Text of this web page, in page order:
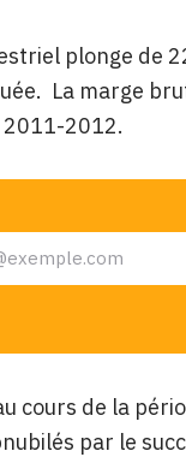
plonge de
La marge
2012.
cours de la
par le